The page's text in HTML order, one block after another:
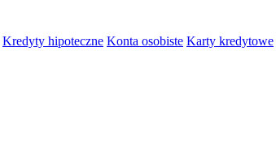
Kredyty hipoteczne Konta osobiste Karty kredytowe